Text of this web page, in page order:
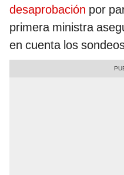
desaprobación por
primera ministra
en cuenta los